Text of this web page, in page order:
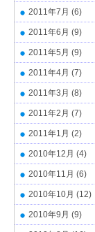
2011年7月 (6)
2011年6月 (9)
2011年5月 (9)
2011年4月 (7)
2011年3月 (8)
2011年2月 (7)
2011年1月 (2)
2010年12月 (4)
2010年11月 (6)
2010年10月 (12)
2010年9月 (9)